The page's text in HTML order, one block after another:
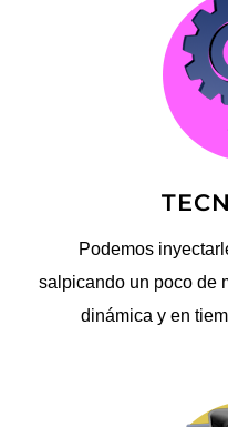
Podemos
salpicando un poco de
dinámica y en